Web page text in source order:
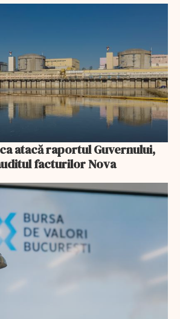
atacă raportul Guvernului,
facturilor Nova